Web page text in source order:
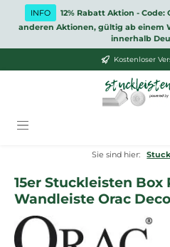
Zum Hauptinhalt springen
INFO
12% Rabatt Aktion -
anderen Aktionen, gültig ab einem
innerhalb
Kostenloser
Sie sind hier:
15er Stuckleisten Box
Wandleiste Orac